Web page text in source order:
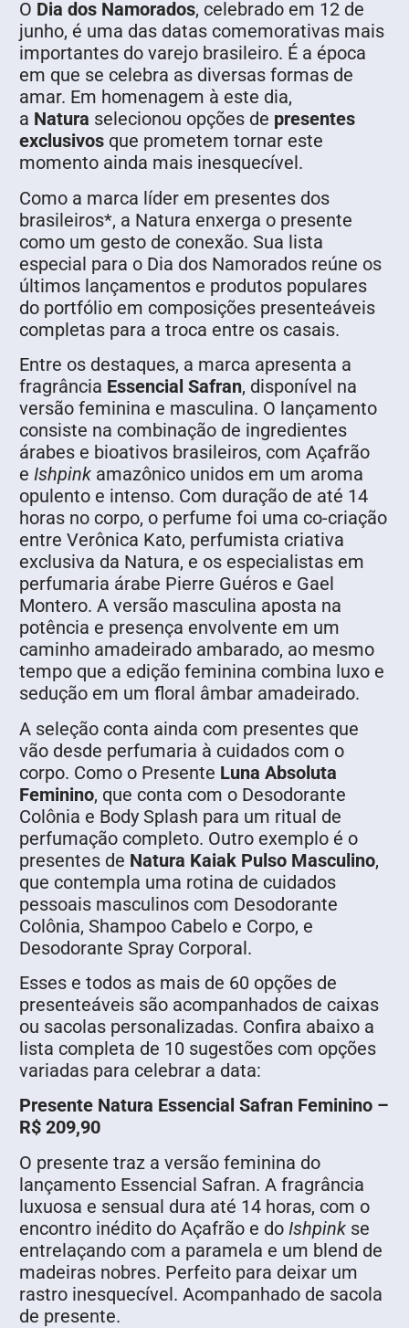
O Dia dos Namorados, celebrado em 12 de
junho, é uma das datas comemorativas mais
importantes do varejo brasileiro. É a época
em que se celebra as diversas formas de
amar. Em homenagem à este dia,
a Natura selecionou opções de presentes
exclusivos que prometem tornar este
momento ainda mais inesquecível.
Como a marca líder em presentes dos
brasileiros*, a Natura enxerga o presente
como um gesto de conexão. Sua lista
especial para o Dia dos Namorados reúne os
últimos lançamentos e produtos populares
do portfólio em composições presenteáveis
completas para a troca entre os casais.
Entre os destaques, a marca apresenta a
fragrância Essencial Safran, disponível na
versão feminina e masculina. O lançamento
consiste na combinação de ingredientes
árabes e bioativos brasileiros, com Açafrão
e Ishpink amazônico unidos em um aroma
opulento e intenso. Com duração de até 14
horas no corpo, o perfume foi uma co-criação
entre Verônica Kato, perfumista criativa
exclusiva da Natura, e os especialistas em
perfumaria árabe Pierre Guéros e Gael
Montero. A versão masculina aposta na
potência e presença envolvente em um
caminho amadeirado ambarado, ao mesmo
tempo que a edição feminina combina luxo e
sedução em um floral âmbar amadeirado.
A seleção conta ainda com presentes que
vão desde perfumaria à cuidados com o
corpo. Como o Presente Luna Absoluta
Feminino, que conta com o Desodorante
Colônia e Body Splash para um ritual de
perfumação completo. Outro exemplo é o
presentes de Natura Kaiak Pulso Masculino,
que contempla uma rotina de cuidados
pessoais masculinos com Desodorante
Colônia, Shampoo Cabelo e Corpo, e
Desodorante Spray Corporal.
Esses e todos as mais de 60 opções de
presenteáveis são acompanhados de caixas
ou sacolas personalizadas. Confira abaixo a
lista completa de 10 sugestões com opções
variadas para celebrar a data:
Presente Natura Essencial Safran Feminino –
R$ 209,90
O presente traz a versão feminina do
lançamento Essencial Safran. A fragrância
luxuosa e sensual dura até 14 horas, com o
encontro inédito do Açafrão e do Ishpink se
entrelaçando com a paramela e um blend de
madeiras nobres. Perfeito para deixar um
rastro inesquecível. Acompanhado de sacola
de presente.